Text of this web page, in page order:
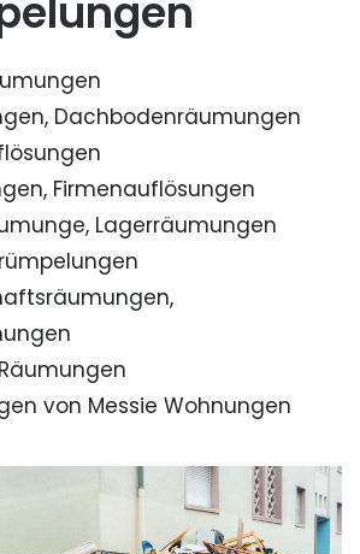
Dachbodenräumungen
Firmenauflösungen
Lagerräumungen
von Messie Wohnungen